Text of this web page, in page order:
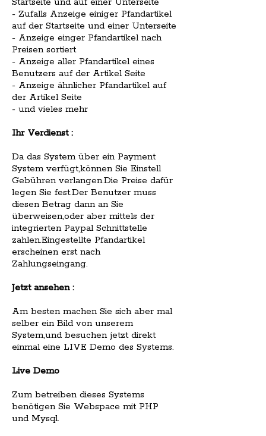
Startseite und auf einer Unterseite
- Zufalls Anzeige einiger Pfandartikel
auf der Startseite und einer Unterseite
- Anzeige einger Pfandartikel nach
Preisen sortiert
- Anzeige aller Pfandartikel eines
Benutzers auf der Artikel Seite
- Anzeige ähnlicher Pfandartikel auf
der Artikel Seite
- und vieles mehr
Ihr Verdienst :
Da das System über ein Payment
System verfügt,können Sie Einstell
Gebühren verlangen.Die Preise dafür
legen Sie fest.Der Benutzer muss
diesen Betrag dann an Sie
überweisen,oder aber mittels der
integrierten Paypal Schnittstelle
zahlen.Eingestellte Pfandartikel
erscheinen erst nach
Zahlungseingang.
Jetzt ansehen :
Am besten machen Sie sich aber mal
selber ein Bild von unserem
System,und besuchen jetzt direkt
einmal eine LIVE Demo des Systems.
Live Demo
Zum betreiben dieses Systems
benötigen Sie Webspace mit PHP
und Mysql.